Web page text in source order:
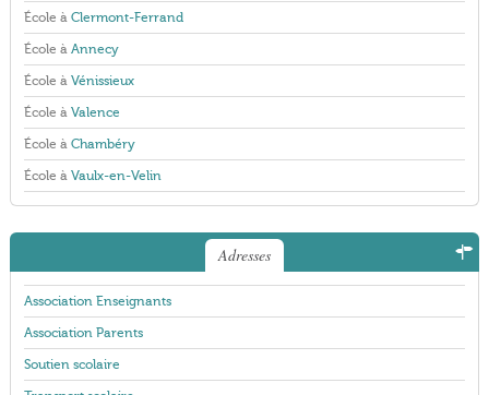
École à Clermont-Ferrand
École à Annecy
École à Vénissieux
École à Valence
École à Chambéry
École à Vaulx-en-Velin
Adresses
Association Enseignants
Association Parents
Soutien scolaire